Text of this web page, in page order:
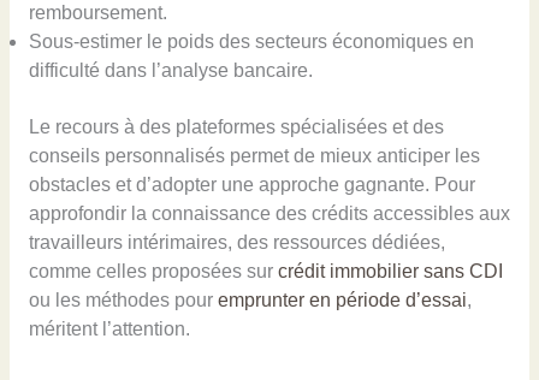
remboursement.
Sous-estimer le poids des secteurs économiques en
difficulté dans l’analyse bancaire.
Le recours à des plateformes spécialisées et des
conseils personnalisés permet de mieux anticiper les
obstacles et d’adopter une approche gagnante. Pour
approfondir la connaissance des crédits accessibles aux
travailleurs intérimaires, des ressources dédiées,
comme celles proposées sur crédit immobilier sans CDI
ou les méthodes pour emprunter en période d’essai,
méritent l’attention.